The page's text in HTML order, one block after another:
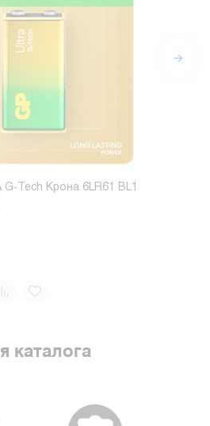
G-Tech Крона 6LR61 BL1
каталога